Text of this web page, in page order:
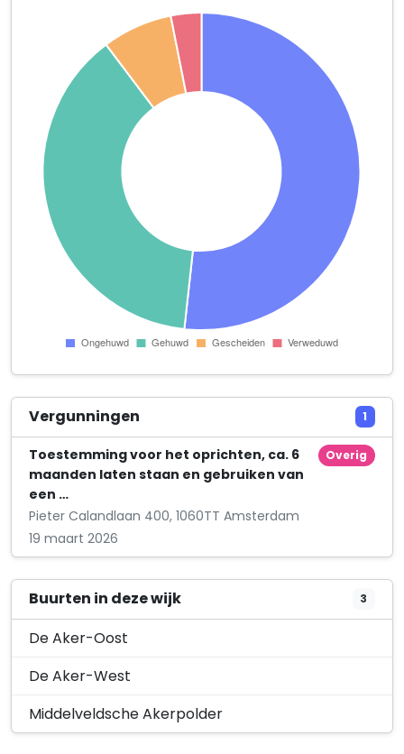
JMG Total Solutions
Litasweg 35
KEYvents
Parosstraat 10
Marsylly
Sandinostraat 26
Multisys Automation
Pieter Calandlaan 760
Multiversly B.V.
Cycladenlaan 110
P. Hans Frankfurthersingel 202
Oshun Coaching
Rudi Bloemgartensingel 89
Vergunningen 1
Toestemming voor het oprichten, ca. 6
maanden laten staan en gebruiken van
een …
Pieter Calandlaan 400, 1060TT Amsterdam
Overig
19 maart 2026
Buurten in deze wijk 3
De Aker-Oost
De Aker-West
Middelveldsche Akerpolder